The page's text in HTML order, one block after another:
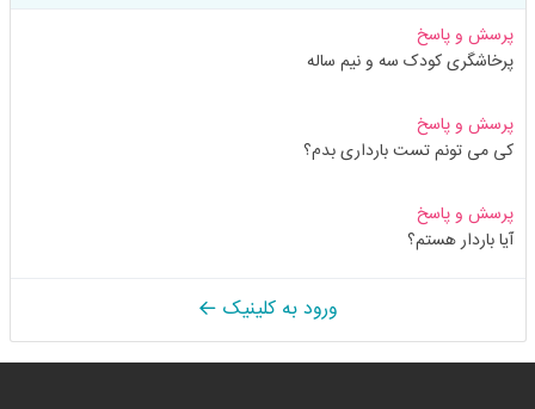
پرسش و پاسخ
پرخاشگری کودک سه و نیم ساله
پرسش و پاسخ
کی می تونم تست بارداری بدم؟
پرسش و پاسخ
آیا باردار هستم؟
ورود به کلینیک